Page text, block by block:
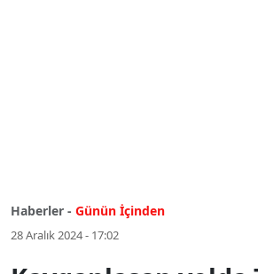
Haberler - Günün İçinden
28 Aralık 2024 - 17:02